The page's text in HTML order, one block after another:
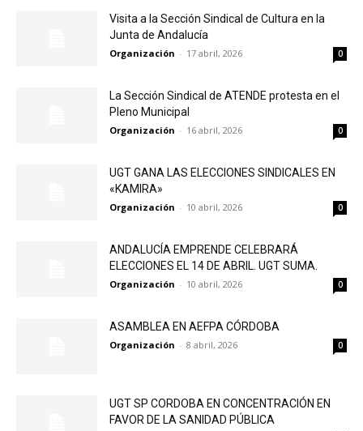
Visita a la Sección Sindical de Cultura en la
Junta de Andalucía
Organización - 17 abril, 2026 0
La Sección Sindical de ATENDE protesta en el
Pleno Municipal
Organización - 16 abril, 2026 0
UGT GANA LAS ELECCIONES SINDICALES EN
«KAMIRA»
Organización - 10 abril, 2026 0
ANDALUCÍA EMPRENDE CELEBRARÁ
ELECCIONES EL 14 DE ABRIL. UGT SUMA.
Organización - 10 abril, 2026 0
ASAMBLEA EN AEFPA CÓRDOBA
Organización - 8 abril, 2026 0
UGT SP CORDOBA EN CONCENTRACIÓN EN
FAVOR DE LA SANIDAD PÚBLICA